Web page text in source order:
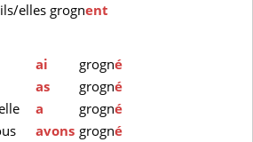
ils/elles grognent
ai grogné
as grogné
a grogné
avons grogné